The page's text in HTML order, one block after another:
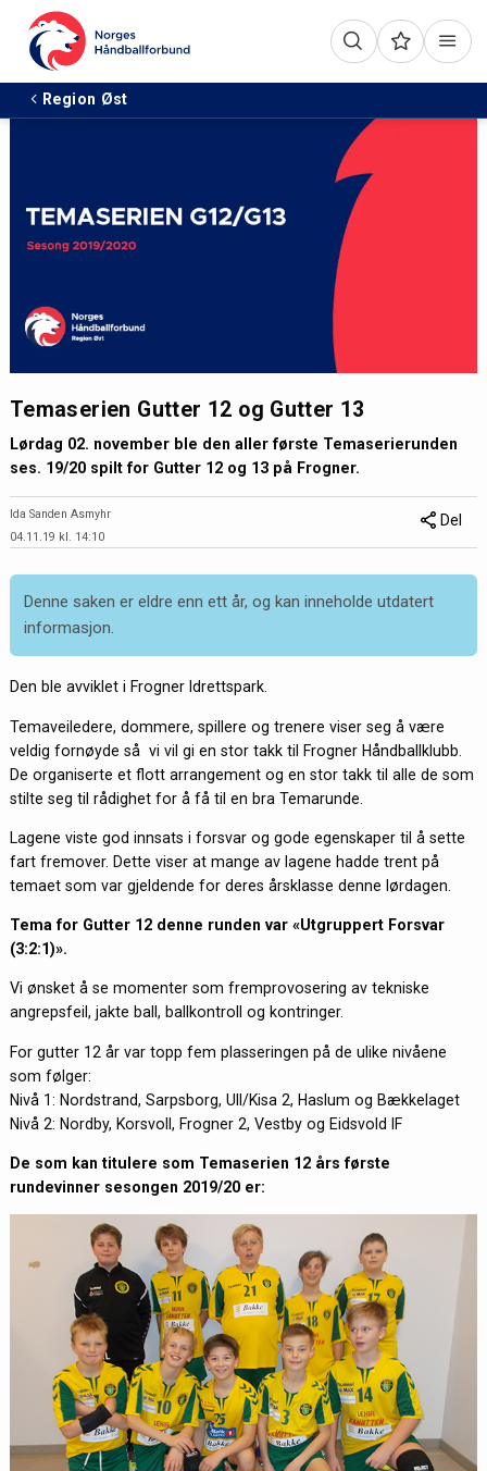
Region Øst
Temaserien Gutter 12 og Gutter 13
Lørdag 02. november ble den aller første Temaserierunden
ses. 19/20 spilt for Gutter 12 og 13 på Frogner.
Ida Sanden Asmyhr
04.11.19 kl. 14:10
Del
Denne saken er eldre enn ett år, og kan inneholde utdatert
informasjon.
Den ble avviklet i Frogner Idrettspark.
Temaveiledere, dommere, spillere og trenere viser seg å være
veldig fornøyde så vi vil gi en stor takk til Frogner Håndballklubb.
De organiserte et flott arrangement og en stor takk til alle de som
stilte seg til rådighet for å få til en bra Temarunde.
Lagene viste god innsats i forsvar og gode egenskaper til å sette
fart fremover. Dette viser at mange av lagene hadde trent på
temaet som var gjeldende for deres årsklasse denne lørdagen.
Tema for Gutter 12 denne runden var «Utgruppert Forsvar
(3:2:1)».
Vi ønsket å se momenter som fremprovosering av tekniske
angrepsfeil, jakte ball, ballkontroll og kontringer.
For gutter 12 år var topp fem plasseringen på de ulike nivåene
som følger:
Nivå 1: Nordstrand, Sarpsborg, Ull/Kisa 2, Haslum og Bækkelaget
Nivå 2: Nordby, Korsvoll, Frogner 2, Vestby og Eidsvold IF
De som kan titulere som Temaserien 12 års første
rundevinner sesongen 2019/20 er: